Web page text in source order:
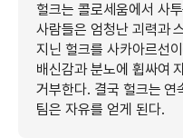
헐크는 콜로세움에서 사
사람들은 엄청난 괴력과
지닌 헐크를 사카아르선
배신감과 분노에 휩싸여
거부한다. 결국 헐크는
팀은 자유를 얻게 된다.